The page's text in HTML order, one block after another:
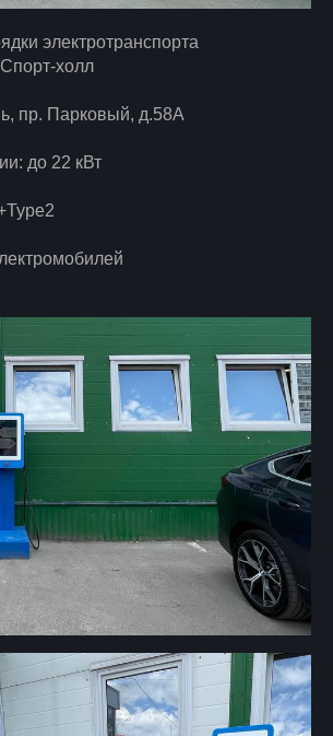
электротранспорта
холл
пр. Парковый, д.58А
до 22 кВт